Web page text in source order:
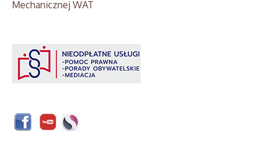
Mechanicznej WAT